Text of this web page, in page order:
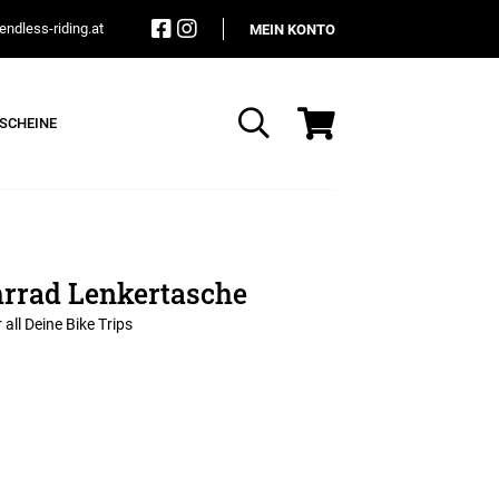
riding.at MEIN KONTO
Suche
Lenkertasche
Deine Bike Trips